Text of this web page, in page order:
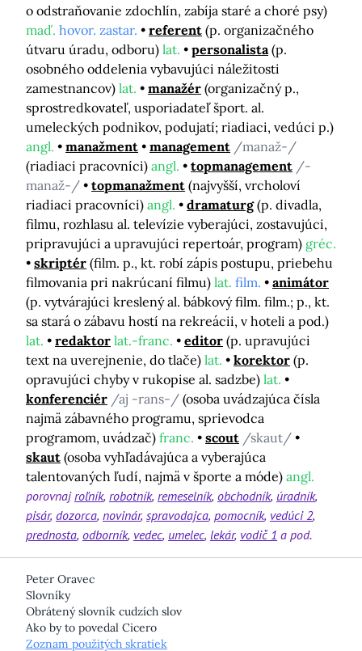
o odstraňovanie zdochlín, zabíja staré a choré psy)
maď. hovor. zastar. referent (p. organizačného
útvaru úradu, odboru) lat. personalista (p.
osobného oddelenia vybavujúci náležitosti
zamestnancov) lat. manažér (organizačný p.,
sprostredkovateľ, usporiadateľ šport. al.
umeleckých podnikov, podujatí; riadiaci, vedúci p.)
angl.
manažment management /manaž-/
(riadiaci pracovníci) angl. topmanagement /-
manaž-/
topmanažment (najvyšší, vrcholoví
riadiaci pracovníci) angl. dramaturg (p. divadla,
filmu, rozhlasu al. televízie vyberajúci, zostavujúci,
pripravujúci a upravujúci repertoár, program) gréc.
skriptér (film. p., kt. robí zápis postupu, priebehu
filmovania pri nakrúcaní filmu) lat. film.
animátor
(p. vytvárajúci kreslený al. bábkový film. film.; p., kt.
sa stará o zábavu hostí na rekreácii, v hoteli a pod.)
lat.
redaktor lat.-franc. editor (p. upravujúci
text na uverejnenie, do tlače) lat. korektor (p.
opravujúci chyby v rukopise al. sadzbe) lat.
konferenciér /aj -rans-/ (osoba uvádzajúca čísla
najmä zábavného programu, sprievodca
programom, uvádzač) franc. scout /skaut/
skaut (osoba vyhľadávajúca a vyberajúca
talentovaných ľudí, najmä v športe a móde) angl.
porovnajroľník robotník remeselník obchodník úradník
pisár dozorca novinár spravodajca pomocník vedúci 2
prednosta odborník vedec umelec lekár vodič 1 a pod.
Peter Oravec
Slovníky
Obrátený slovník cudzích slov
Ako by to povedal Cicero
Zoznam použitých skratiek